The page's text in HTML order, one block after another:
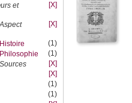
et
[X]
[X]
(1)
(1)
[X]
[X]
(1)
(1)